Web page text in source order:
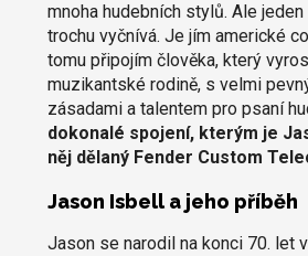
mnoha hudebních stylů. Ale
trochu vyčnívá. Je jím americké
tomu připojím člověka, který
muzikantské rodině, s velmi
zásadami a talentem pro psaní
dokonalé spojení, kterým je
něj dělaný Fender Custom
Jason Isbell a jeho příběh
Jason se narodil na konci 70. let